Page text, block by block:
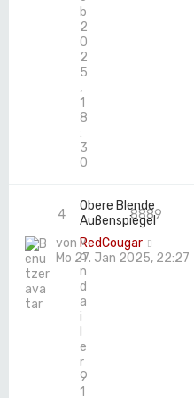
b
2
0
2
5
,
1
8
:
3
0
Obere Blende
Außenspiegel
v
o
n
d
a
i
e
r
9
1
4
8889
von RedCougar
Mo 27. Jan 2025, 22:27